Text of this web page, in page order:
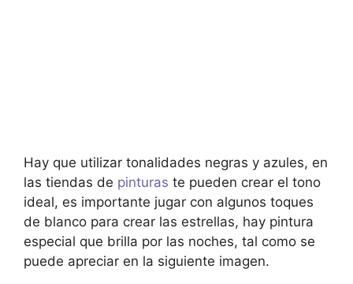
Hay que utilizar tonalidades negras y azules, en
las tiendas de pinturas te pueden crear el tono
ideal, es importante jugar con algunos toques
de blanco para crear las estrellas, hay pintura
especial que brilla por las noches, tal como se
puede apreciar en la siguiente imagen.